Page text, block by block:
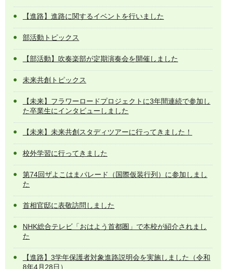
【進路】進路に関するイベントを行いました
部活動トピックス
【部活動】吹奏楽部が定期演奏会を開催しました
未来共創トピックス
【未来】フラワーロードプロジェクトに3年間連続で参加し
た卒業生にインタビューしました
【未来】未来共創スタディツアーに行ってきました！
校外学習に行ってきました
第74回ザよこはまパレード（国際仮装行列）に参加しまし
た
首相官邸に表敬訪問しました
NHK総合テレビ「おはよう首都圏」で本校が紹介されまし
た
【進路】3学年保護者対象進路説明会を実施しました（令和
8年4月28日）